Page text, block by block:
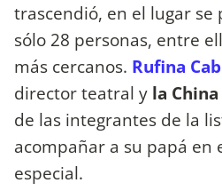
trascendió, en el lugar
sólo 28 personas, entre
más cercanos. Rufina
director teatral y la
de las integrantes de la
acompañar a su papá en
especial.